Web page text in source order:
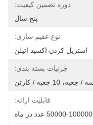
دوره تضمین کیفیت:
پنج سال
نوع عقیم سازی:
استریل کردن اکسید اتیلن
جزئیات بسته بندی:
قابلیت ارائه:
50000-100000 عدد در ماه